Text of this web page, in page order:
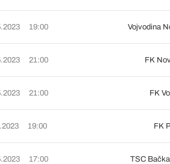
19:00 Vojvodina
21:00 FK
21:00 FK
19:00 FK
17:00 TSC